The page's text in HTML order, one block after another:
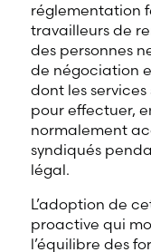
réglementation
travailleurs de
des personnes
de négociation
dont les
pour effectuer,
normalement
syndiqués
légal.
L’adoption de
proactive qui
l’équilibre des